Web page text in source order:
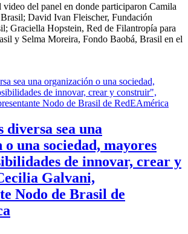
video del panel en donde participaron Camila
David Ivan Fleischer, Fundación
Graciella Hopstein, Red de Filantropía para
y Selma Moreira, Fondo Baobá, Brasil en el
diversa sea una
una sociedad, mayores
de innovar, crear y
Galvani,
Nodo de Brasil de